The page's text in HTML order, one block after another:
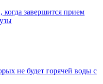
завершится прием
не будет горячей воды с